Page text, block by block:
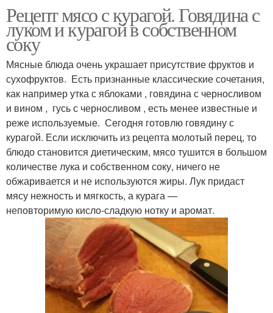
Рецепт мясо с курагой. Говядина с
луком и курагой в собственном
соку
Мясные блюда очень украшает присутствие фруктов и
сухофруктов. Есть признанные классические сочетания,
как например утка с яблоками , говядина с черносливом
и вином , гусь с черносливом , есть менее известные и
реже используемые. Сегодня готовлю говядину с
курагой. Если исключить из рецепта молотый перец, то
блюдо становится диетическим, мясо тушится в большом
количестве лука и собственном соку, ничего не
обжаривается и не используются жиры. Лук придаст
мясу нежность и мягкость, а курага —
неповторимую кисло-сладкую нотку и аромат.